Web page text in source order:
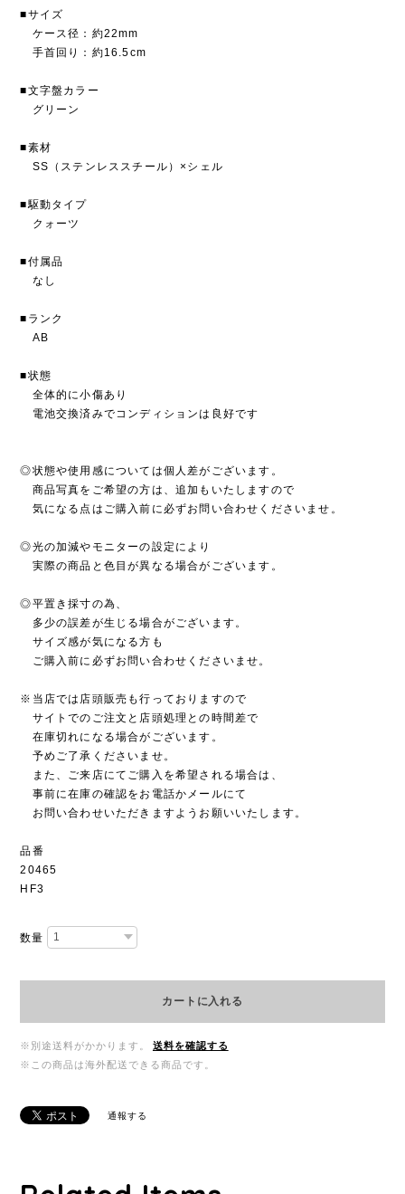
■サイズ
ケース径：約22mm
手首回り：約16.5cm
■文字盤カラー
グリーン
■素材
SS（ステンレススチール）×シェル
■駆動タイプ
クォーツ
■付属品
なし
■ランク
AB
■状態
全体的に小傷あり
電池交換済みでコンディションは良好です
◎状態や使用感については個人差がございます。
商品写真をご希望の方は、追加もいたしますので
気になる点はご購入前に必ずお問い合わせくださいませ。
◎光の加減やモニターの設定により
実際の商品と色目が異なる場合がございます。
◎平置き採寸の為、
多少の誤差が生じる場合がございます。
サイズ感が気になる方も
ご購入前に必ずお問い合わせくださいませ。
※当店では店頭販売も行っておりますので
サイトでのご注文と店頭処理との時間差で
在庫切れになる場合がございます。
予めご了承くださいませ。
また、ご来店にてご購入を希望される場合は、
事前に在庫の確認をお電話かメールにて
お問い合わせいただきますようお願いいたします。
品番
20465
HF3
数量
カートに入れる
※別途送料がかかります。
送料を確認する
※この商品は海外配送できる商品です。
通報する